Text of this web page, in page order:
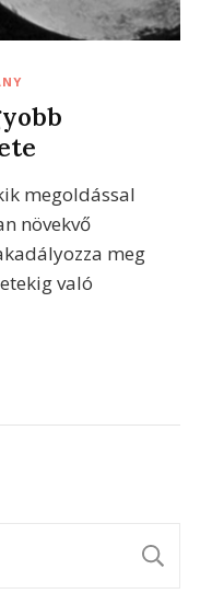
megoldással
növekvő
meg
való